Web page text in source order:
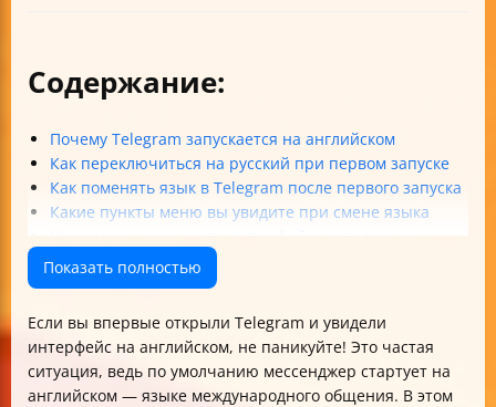
Содержание:
Почему Telegram запускается на английском
Как переключиться на русский при первом запуске
Как поменять язык в Telegram после первого запуска
Какие пункты меню вы увидите при смене языка
английском
Одна мультиязычная сборка Telegram
Настройка языка перевода и исключения
Функция «Переводить чаты целиком» и Telegram
Premium
Показать полностью
Если вы впервые открыли Telegram и увидели
интерфейс на английском, не паникуйте! Это частая
ситуация, ведь по умолчанию мессенджер стартует на
английском — языке международного общения. В этом